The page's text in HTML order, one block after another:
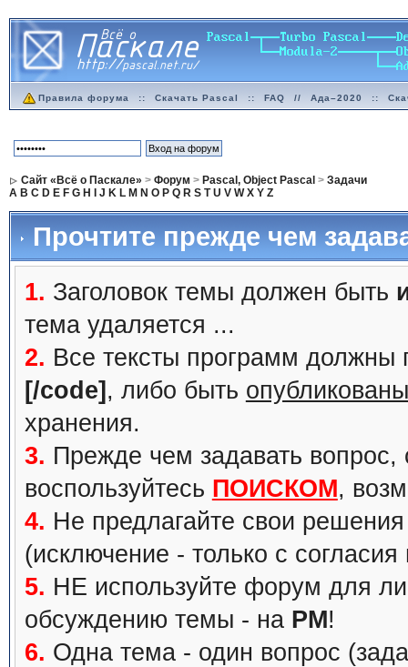
Правила форума :: Скачать Pascal :: FAQ // Ада–2020 ::
Сайт «Всё о Паскале» > Форум > Pascal, Object Pascal > Задачи
A B C D E F G H J K L M N O P Q R S T U V W X Y Z
Прочтите прежде чем
1. Заголовок темы должен быть
тема удаляется ...
2. Все тексты программ должны
[/code] , либо быть
хранения.
3. Прежде чем задавать вопрос,
воспользуйтесь ПОИСКОМ,
4. Не предлагайте свои
(исключение - только с
5. НЕ используйте форум для
обсуждению темы - на PM!
6. Одна тема - один вопрос